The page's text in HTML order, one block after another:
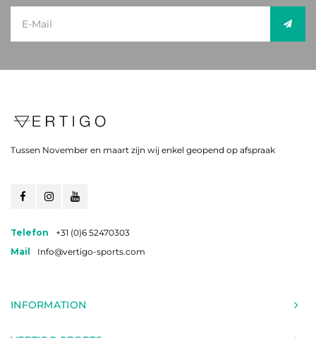
Tussen November en maart zijn wij enkel geopend op afspraak
Telefon
+31 (0)6 52470303
Mail
Info@vertigo-sports.com
INFORMATION